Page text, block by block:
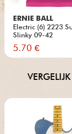
ERNIE BALL
Electric (6) 2223
Slinky 09-42
5.70 €